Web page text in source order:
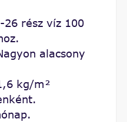
26 rész víz 100
alacsony
kg/m²